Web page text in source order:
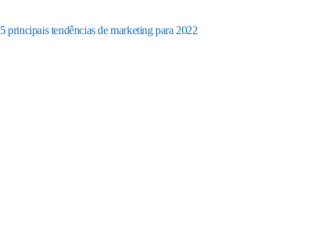
5 principais tendências de marketing para 2022